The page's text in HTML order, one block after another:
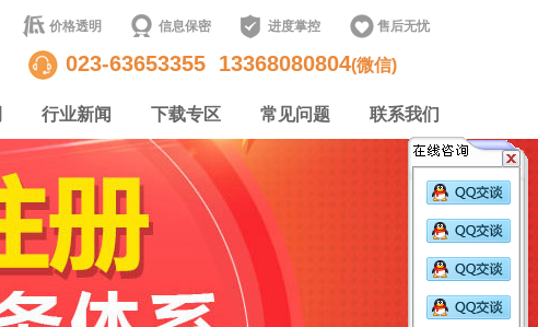
价格透明 信息保密 进度掌控 售后无忧
023-63653355 13368080804(微信)
行业新闻 下载专区 常见问题 联系我们